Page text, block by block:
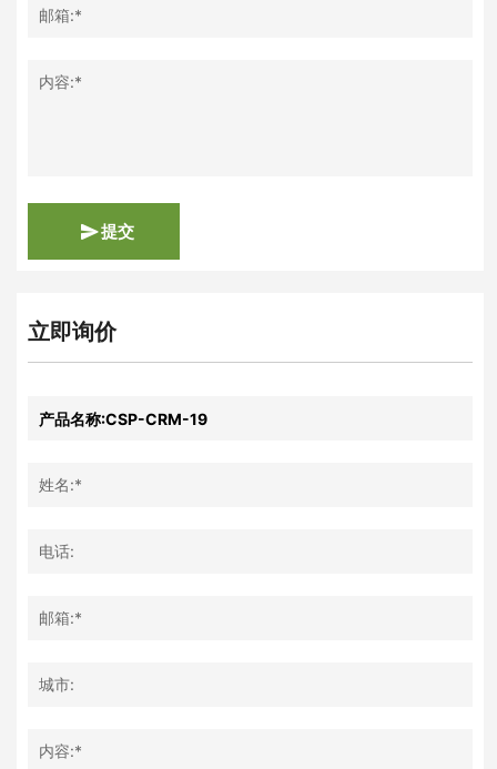
邮箱:*
内容:*
提交
立即询价
姓名:*
电话:
邮箱:*
城市:
内容:*